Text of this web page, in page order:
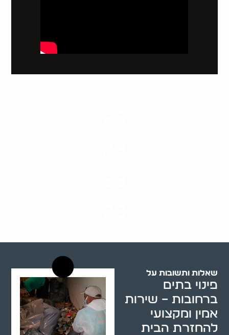
שאלות ותשובות על
פינוי בתים
ברחובות – שירות
אמין ומקצועי
להחזרת הבית